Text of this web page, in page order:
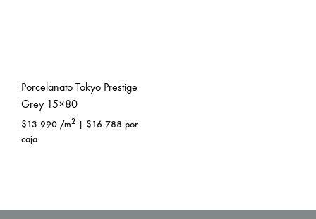
Porcelanato Tokyo Prestige
Grey 15×80
$13.990 /m2 | $16.788 por
caja